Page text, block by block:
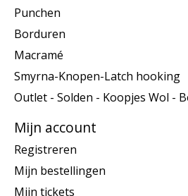
Punchen
Borduren
Macramé
Smyrna-Knopen-Latch hooking
Outlet - Solden - Koopjes Wol -
Mijn account
Registreren
Mijn bestellingen
Mijn tickets